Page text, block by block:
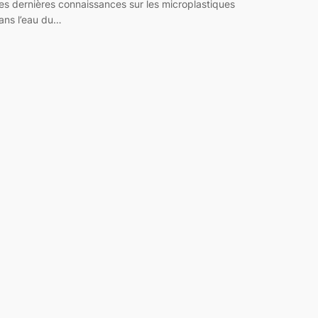
dernières connaissances sur les microplastiques
l’eau du…